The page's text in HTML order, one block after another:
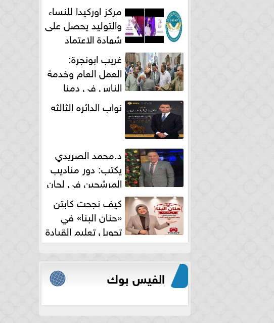
مركز اوركيدا للنساء
والتوليد يحصل على
شهادة الاعتماد
الكامل
غريب ابونجرة:
العمل العام وخدمة
الناس فى دمنا
نواب الدائره الثالثه
د.محمد الصريدي
يكتب: دور مناديب
المرشحين في لجان
الانتخابات
كيف نجحت كابتن
«حنان البنا» في
تحويل تعليم القيادة
النسائية من خوف...
الفيس بوك